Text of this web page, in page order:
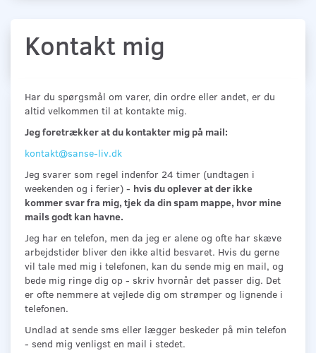
Kontakt mig
Har du spørgsmål om varer, din ordre eller andet, er du
altid velkommen til at kontakte mig.
Jeg foretrækker at du kontakter mig på mail:
kontakt@sanse-liv.dk
Jeg svarer som regel indenfor 24 timer (undtagen i
weekenden og i ferier) - hvis du oplever at der ikke
kommer svar fra mig, tjek da din spam mappe, hvor mine
mails godt kan havne.
Jeg har en telefon, men da jeg er alene og ofte har skæve
arbejdstider bliver den ikke altid besvaret. Hvis du gerne
vil tale med mig i telefonen, kan du sende mig en mail, og
bede mig ringe dig op - skriv hvornår det passer dig. Det
er ofte nemmere at vejlede dig om strømper og lignende i
telefonen.
Undlad at sende sms eller lægger beskeder på min telefon
- send mig venligst en mail i stedet.